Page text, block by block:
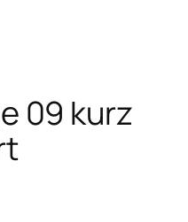
09 kurz